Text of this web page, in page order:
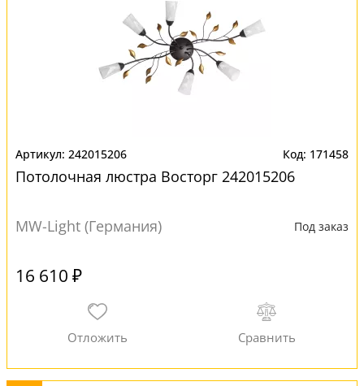
242015206 171458
Потолочная люстра Восторг 242015206
MW-Light (Германия) Под заказ
16 610 ₽